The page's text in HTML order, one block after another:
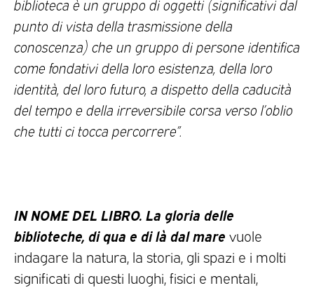
biblioteca è un gruppo di oggetti (significativi dal
punto di vista della trasmissione della
conoscenza) che un gruppo di persone identifica
come fondativi della loro esistenza, della loro
identità, del loro futuro, a dispetto della caducità
del tempo e della irreversibile corsa verso l’oblio
che tutti ci tocca percorrere”.
IN NOME DEL LIBRO. La gloria delle
biblioteche, di qua e di là dal mare vuole
indagare la natura, la storia, gli spazi e i molti
significati di questi luoghi, fisici e mentali,